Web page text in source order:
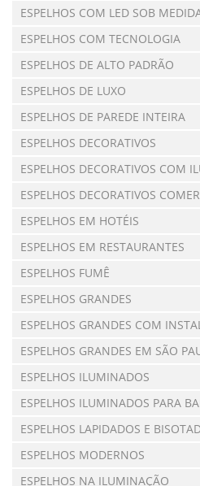
ESPELHOS COM LED SOB
ESPELHOS COM TECNOLOGIA
ESPELHOS DE ALTO PADRÃO
ESPELHOS DE LUXO
ESPELHOS DE PAREDE INTEIRA
ESPELHOS DECORATIVOS
ESPELHOS DECORATIVOS COM
ESPELHOS DECORATIVOS
ESPELHOS EM HOTÉIS
ESPELHOS EM RESTAURANTES
ESPELHOS FUMÊ
ESPELHOS GRANDES
ESPELHOS GRANDES COM
ESPELHOS GRANDES EM SÃO
ESPELHOS ILUMINADOS
ESPELHOS ILUMINADOS PARA
ESPELHOS LAPIDADOS E
ESPELHOS MODERNOS
ESPELHOS NA ILUMINAÇÃO